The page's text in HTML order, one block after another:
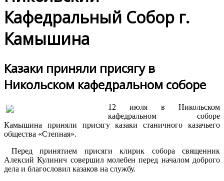
Кафедральный Собор г.
Камышина
Казаки приняли присягу в
Никольском кафедральном соборе
12 июля в Никольском
кафедральном соборе
Камышина приняли присягу казаки станичного казачьего
общества «Степная».
Перед принятием присяги клирик собора священник
Алексий Кулинич совершил молебен перед началом доброго
дела и благословил казаков на службу.